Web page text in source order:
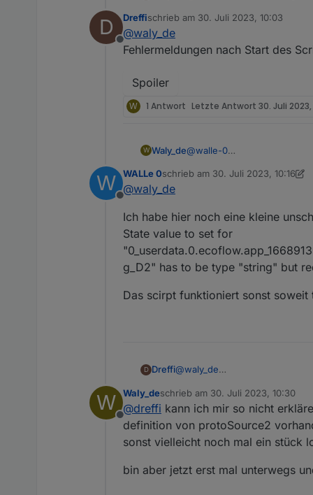
In den Einstellungen des
...sonst brauch ich mal ein
D
Offline
Dreffischrieb am 30. Juli 2023, 10:03
zuletzt editiert von
@waly_de
Fehlermeldungen nach Start des
Spoiler
W 1 Antwort Letzte Antwort 30. Juli 2023,
W Waly_de@walle-0
W
Offline
WALLe 0schrieb am 30. Juli 2023, 10:16
zuletzt editiert von WALLe 0
@waly_de
Ich habe hier noch eine kleine
State value to set for
g_D2" has to be type "string" but
Das scirpt funktioniert sonst soweit
D Dreffi@waly_de
Spoiler
W
Offline
Waly_deschrieb am 30. Juli 2023, 10:30
zuletzt editiert von
@dreffi kann ich mir so nicht
definition von protoSource2
sonst vielleicht noch mal ein stück
bin aber jetzt erst mal unterwegs